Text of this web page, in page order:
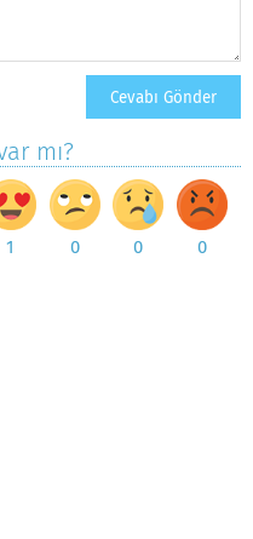
mı?
1 0 0 0